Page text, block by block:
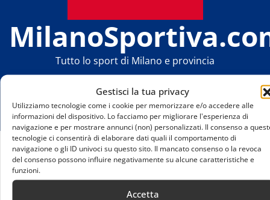
Gestisci la tua privacy
Utilizziamo tecnologie come i cookie per memorizzare e/o accedere alle
informazioni del dispositivo. Lo facciamo per migliorare l'esperienza di
navigazione e per mostrare annunci (non) personalizzati. Il consenso a
tecnologie ci consentirà di elaborare dati quali il comportamento di
navigazione o gli ID univoci su questo sito. Il mancato consenso o la revoca
del consenso possono influire negativamente su alcune caratteristiche e
funzioni.
Accetta
Tutto lo sport di Milano e provincia
Home
Cernusco, il nuovo tempio italiano del rugby: un